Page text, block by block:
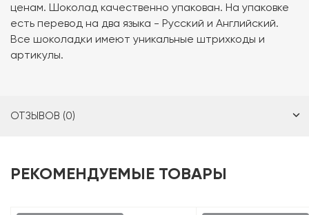
ценам. Шоколад качественно упакован. На упаковке
есть перевод на два языка - Русский и Английский.
Все шоколадки имеют уникальные штрихкоды и
артикулы.
ОТЗЫВОВ (0)
РЕКОМЕНДУЕМЫЕ ТОВАРЫ